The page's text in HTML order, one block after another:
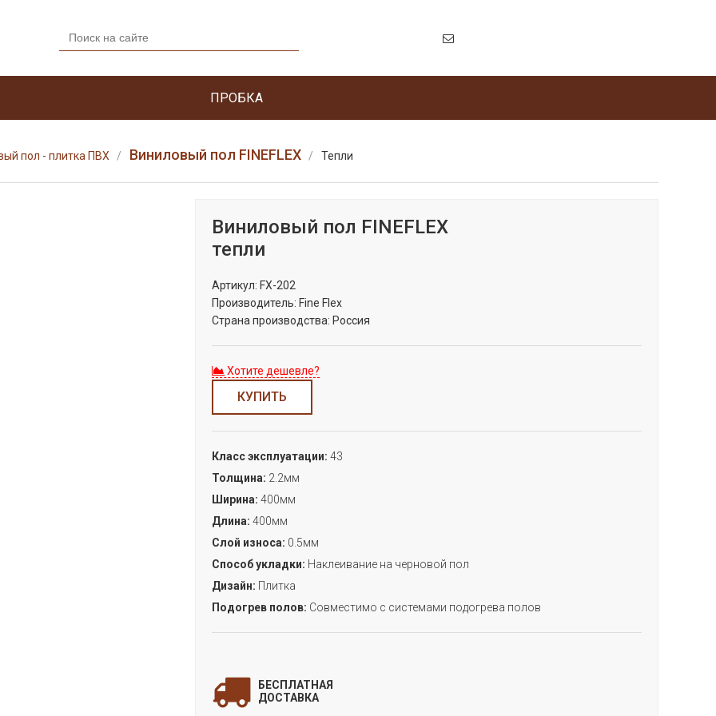
ПРОБКА
пол - плитка ПВХ Виниловый пол FINEFLEX Тепли
Виниловый пол FINEFLEX
тепли
Артикул: FX-202
Производитель: Fine Flex
Страна производства: Россия
Хотите дешевле?
КУПИТЬ
Класс эксплуатации: 43
Толщина: 2.2мм
Ширина: 400мм
Длина: 400мм
Слой износа: 0.5мм
Способ укладки: Наклеивание на черновой пол
Дизайн: Плитка
Подогрев полов: Совместимо с системами подогрева полов
БЕСПЛАТНАЯ
ДОСТАВКА